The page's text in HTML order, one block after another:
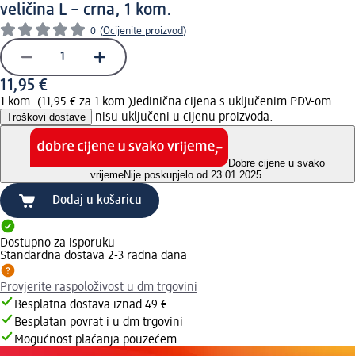
veličina L – crna, 1 kom.
0 (Ocijenite proizvod)
11,95 €
1 kom. (11,95 € za 1 kom.)Jedinična cijena s uključenim PDV-om.
Troškovi dostave nisu uključeni u cijenu proizvoda.
Dobre cijene u svako
vrijemeNije poskupjelo od 23.01.2025.
Dodaj u košaricu
Dostupno za isporuku
Standardna dostava 2-3 radna dana
Provjerite raspoloživost u dm trgovini
Besplatna dostava iznad 49 €
Besplatan povrat i u dm trgovini
Mogućnost plaćanja pouzećem